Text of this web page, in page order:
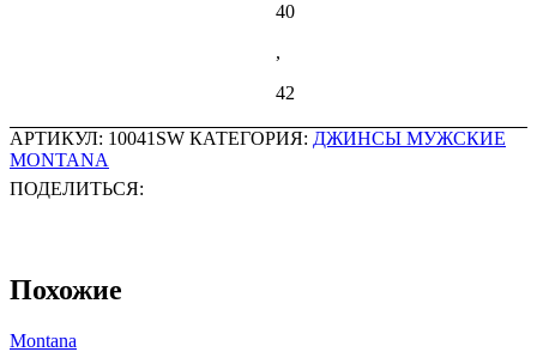
40
,
42
АРТИКУЛ: 10041SW КАТЕГОРИЯ: ДЖИНСЫ МУЖСКИЕ
MONTANA
ПОДЕЛИТЬСЯ:
Похожие
Montana